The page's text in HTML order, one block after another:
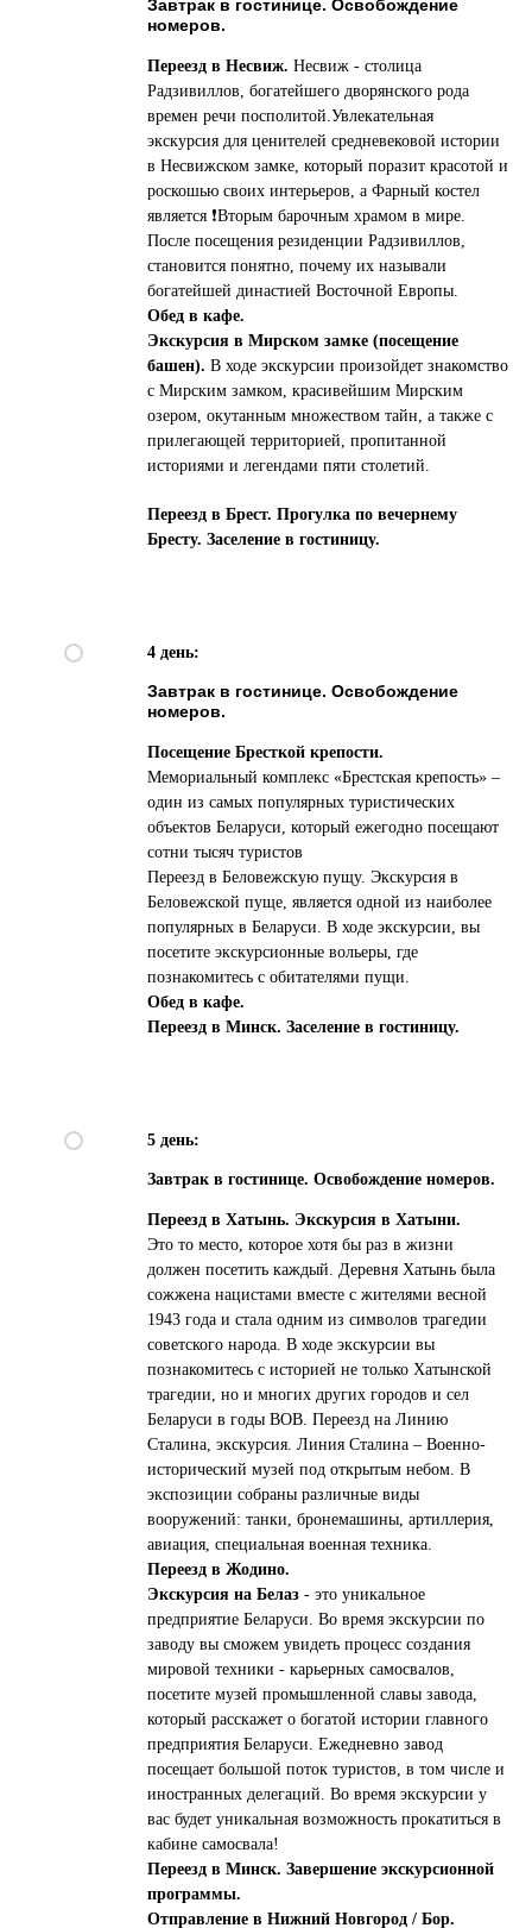
Завтрак в гостинице. Освобождение
номеров.
Переезд в Несвиж. Несвиж - столица
Радзивиллов, богатейшего дворянского рода
времен речи посполитой.Увлекательная
экскурсия для ценителей средневековой истории
в Несвижском замке, который поразит красотой и
роскошью своих интерьеров, а Фарный костел
является ❗Вторым барочным храмом в мире.
После посещения резиденции Радзивиллов,
становится понятно, почему их называли
богатейшей династией Восточной Европы.
Обед в кафе.
Экскурсия в Мирском замке (посещение
башен). В ходе экскурсии произойдет знакомство
с Мирским замком, красивейшим Мирским
озером, окутанным множеством тайн, а также с
прилегающей территорией, пропитанной
историями и легендами пяти столетий.
Переезд в Брест. Прогулка по вечернему
Бресту. Заселение в гостиницу.
4 день:
Завтрак в гостинице. Освобождение
номеров.
Посещение Бресткой крепости.
Мемориальный комплекс «Брестская крепость» –
один из самых популярных туристических
объектов Беларуси, который ежегодно посещают
сотни тысяч туристов
Переезд в Беловежскую пущу. Экскурсия в
Беловежской пуще, является одной из наиболее
популярных в Беларуси. В ходе экскурсии, вы
посетите экскурсионные вольеры, где
познакомитесь с обитателями пущи.
Обед в кафе.
Переезд в Минск. Заселение в гостиницу.
5 день:
Завтрак в гостинице. Освобождение номеров.
Переезд в Хатынь. Экскурсия в Хатыни.
Это то место, которое хотя бы раз в жизни
должен посетить каждый. Деревня Хатынь была
сожжена нацистами вместе с жителями весной
1943 года и стала одним из символов трагедии
советского народа. В ходе экскурсии вы
познакомитесь с историей не только Хатынской
трагедии, но и многих других городов и сел
Беларуси в годы ВОВ. Переезд на Линию
Сталина, экскурсия. Линия Сталина – Военно-
исторический музей под открытым небом. В
экспозиции собраны различные виды
вооружений: танки, бронемашины, артиллерия,
авиация, специальная военная техника.
Переезд в Жодино.
Экскурсия на Белаз - это уникальное
предприятие Беларуси. Во время экскурсии по
заводу вы сможем увидеть процесс создания
мировой техники - карьерных самосвалов,
посетите музей промышленной славы завода,
который расскажет о богатой истории главного
предприятия Беларуси. Ежедневно завод
посещает большой поток туристов, в том числе и
иностранных делегаций. Во время экскурсии у
вас будет уникальная возможность прокатиться в
кабине самосвала!
Переезд в Минск. Завершение экскурсионной
программы.
Отправление в Нижний Новгород / Бор.
О нас
Отзывы
Контакты
Горящие
туры
Прием в г. Бор
+7 (83159) 25044
г. Бор, ул. Октябрьская д. 53
Школьные туры
Отправление
8 (831) 422 28 30
+7 905 193-36-13
г. Н. Новгород, пл. Горького, д. 6
г. Нижний Новгород
Директор
Политика конфиденциальности
Пользовательское соглашение
Оплата и доставка